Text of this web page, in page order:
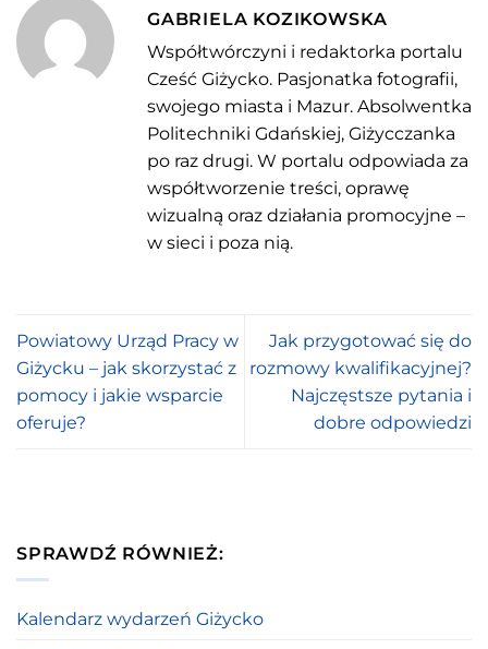
GABRIELA KOZIKOWSKA
Współtwórczyni i redaktorka portalu
Cześć Giżycko. Pasjonatka fotografii,
swojego miasta i Mazur. Absolwentka
Politechniki Gdańskiej, Giżycczanka
po raz drugi. W portalu odpowiada za
współtworzenie treści, oprawę
wizualną oraz działania promocyjne –
w sieci i poza nią.
Powiatowy Urząd Pracy w
Giżycku – jak skorzystać z
pomocy i jakie wsparcie
oferuje?
Jak przygotować się do
rozmowy kwalifikacyjnej?
Najczęstsze pytania i
dobre odpowiedzi
SPRAWDŹ RÓWNIEŻ:
Kalendarz wydarzeń Giżycko